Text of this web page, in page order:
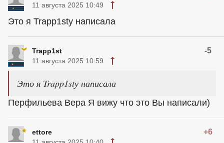
11 августа 2025 10:49
Это я Trapp1stу написала
Trapp1st -5
11 августа 2025 10:59
Это я Trapp1stу написала
Перфильева Вера Я вижу что это Вы написали)
ettore +6